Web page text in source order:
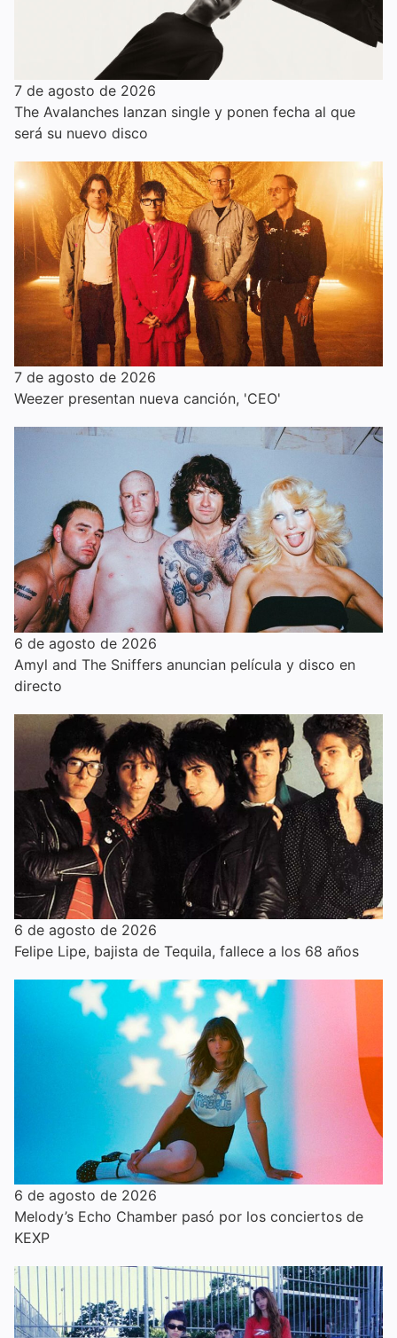
7 de agosto de 2026
The Avalanches lanzan single y ponen fecha al que
será su nuevo disco
7 de agosto de 2026
Weezer presentan nueva canción, 'CEO'
6 de agosto de 2026
Amyl and The Sniffers anuncian película y disco en
directo
6 de agosto de 2026
Felipe Lipe, bajista de Tequila, fallece a los 68 años
6 de agosto de 2026
Melody’s Echo Chamber pasó por los conciertos de
KEXP